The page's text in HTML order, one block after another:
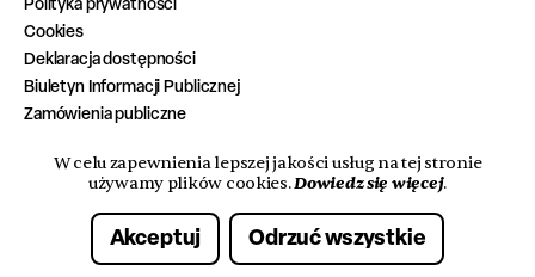
Cookies
Deklaracja dostępności
Biuletyn Informacji Publicznej
Zamówienia publiczne
Oferty pracy
© 2026 Instytut Książki. Wszelkie prawa zastrzeżone.
W celu zapewnienia lepszej jakości usług na tej stronie
używamy plików cookies.Dowiedz się więcej.
Akceptuj Odrzuć wszystkie